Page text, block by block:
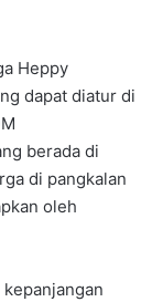
Heppy
dapat diatur di
berada di
di pangkalan
oleh